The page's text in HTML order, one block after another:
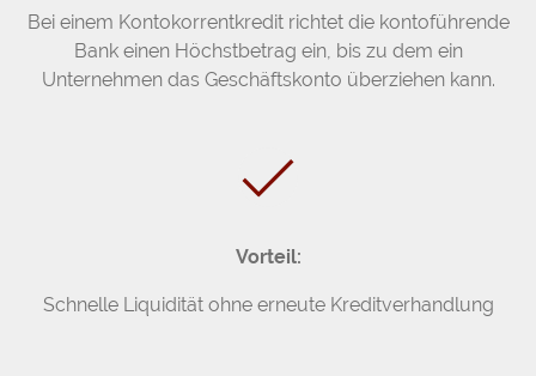
Bei einem Kontokorrentkredit richtet die kontoführende
Bank einen Höchstbetrag ein, bis zu dem ein
Unternehmen das Geschäftskonto überziehen kann.
Vorteil:
Schnelle Liquidität ohne erneute Kreditverhandlung